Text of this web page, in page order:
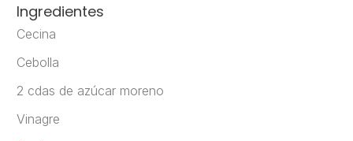
Ingredientes
Cecina
Cebolla
2 cdas de azúcar moreno
Vinagre